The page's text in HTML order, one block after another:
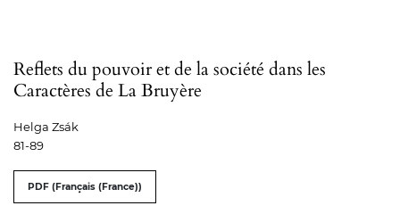
Reflets du pouvoir et de la société dans les
Caractères de La Bruyère
Helga Zsák
81-89
PDF (Français (France))